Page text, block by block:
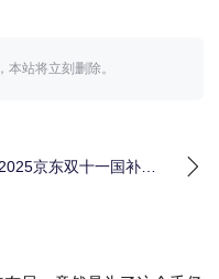
站将立刻删除。
2025京东双十一国补首